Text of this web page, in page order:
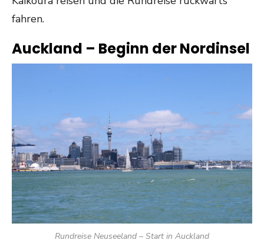
fahren.
Auckland – Beginn der Nordinsel
Rundreise Neuseeland – Start in Auckland